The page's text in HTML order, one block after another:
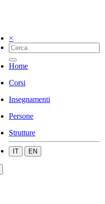
×
Home
Corsi
Insegnamenti
Persone
Strutture
IT EN